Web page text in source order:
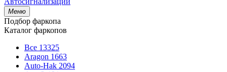
Меню
Подбор фаркопа
Каталог фаркопов
Все 13325
Aragon 1663
Auto-Hak 2094